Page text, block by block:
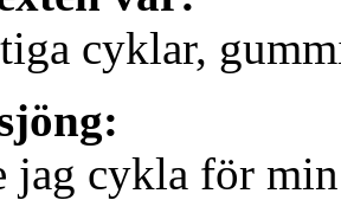
cyklar,
jag cykla för